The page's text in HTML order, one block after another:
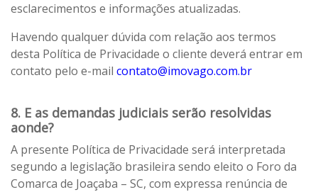
esclarecimentos e informações atualizadas.
Havendo qualquer dúvida com relação aos termos
desta Política de Privacidade o cliente deverá entrar em
contato pelo e-mail contato@imovago.com.br
8. E as demandas judiciais serão resolvidas
aonde?
A presente Política de Privacidade será interpretada
segundo a legislação brasileira sendo eleito o Foro da
Comarca de Joaçaba – SC, com expressa renúncia de